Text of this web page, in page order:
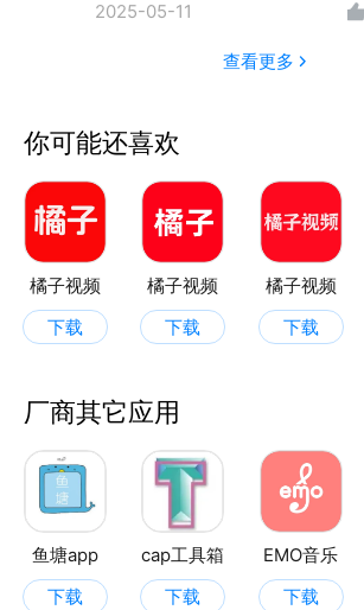
2025-05-11
查看更多
你可能还喜欢
橘子视频
下载
橘子视频
下载
橘子视频
下载
厂商其它应用
鱼塘app
下载
cap工具箱
下载
EMO音乐
下载